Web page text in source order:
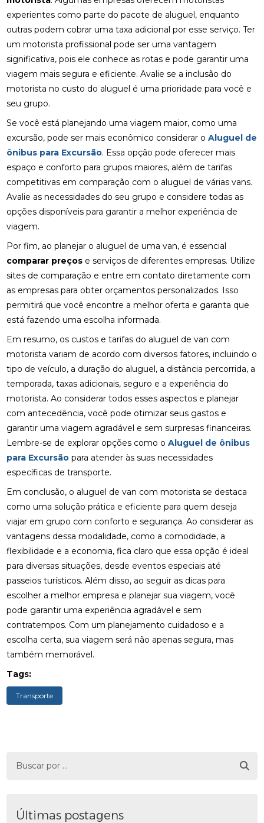
experientes como parte do pacote de aluguel, enquanto
outras podem cobrar uma taxa adicional por esse serviço. Ter
um motorista profissional pode ser uma vantagem
significativa, pois ele conhece as rotas e pode garantir uma
viagem mais segura e eficiente. Avalie se a inclusão do
motorista no custo do aluguel é uma prioridade para você e
seu grupo.
Se você está planejando uma viagem maior, como uma
excursão, pode ser mais econômico considerar oAluguel de
ônibus para Excursão. Essa opção pode oferecer mais
espaço e conforto para grupos maiores, além de tarifas
competitivas em comparação com o aluguel de várias vans.
Avalie as necessidades do seu grupo e considere todas as
opções disponíveis para garantir a melhor experiência de
viagem.
Por fim, ao planejar o aluguel de uma van, é essencial
comparar preços e serviços de diferentes empresas. Utilize
sites de comparação e entre em contato diretamente com
as empresas para obter orçamentos personalizados. Isso
permitirá que você encontre a melhor oferta e garanta que
está fazendo uma escolha informada.
Em resumo, os custos e tarifas do aluguel de van com
motorista variam de acordo com diversos fatores, incluindo o
tipo de veículo, a duração do aluguel, a distância percorrida, a
temporada, taxas adicionais, seguro e a experiência do
motorista. Ao considerar todos esses aspectos e planejar
com antecedência, você pode otimizar seus gastos e
garantir uma viagem agradável e sem surpresas financeiras.
Lembre-se de explorar opções como oAluguel de ônibus
para Excursão para atender às suas necessidades
específicas de transporte.
Em conclusão, o aluguel de van com motorista se destaca
como uma solução prática e eficiente para quem deseja
viajar em grupo com conforto e segurança. Ao considerar as
vantagens dessa modalidade, como a comodidade, a
flexibilidade e a economia, fica claro que essa opção é ideal
para diversas situações, desde eventos especiais até
passeios turísticos. Além disso, ao seguir as dicas para
escolher a melhor empresa e planejar sua viagem, você
pode garantir uma experiência agradável e sem
contratempos. Com um planejamento cuidadoso e a
escolha certa, sua viagem será não apenas segura, mas
também memorável.
Tags:
Transporte
Últimas postagens